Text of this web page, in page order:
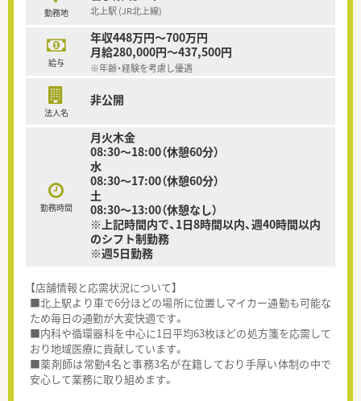
勤務地 北上駅 (JR北上線)
給与
年収448万円～700万円
月給280,000円～437,500円
※年齢・経験を考慮し優遇
法人名
非公開
勤務時間
月火木金
08:30～18:00（休憩60分）
水
08:30～17:00（休憩60分）
土
08:30～13:00（休憩なし）
※上記時間内で、1日8時間以内、週40時間以内
のシフト制勤務
※週5日勤務
【店舗情報と応需状況について】
■北上駅より車で6分ほどの場所に位置しマイカー通勤も可能な
ため毎日の通勤が大変快適です。
■内科や循環器科を中心に1日平均63枚ほどの処方箋を応需して
おり地域医療に貢献しています。
■薬剤師は常勤4名と事務3名が在籍しており手厚い体制の中で
安心して業務に取り組めます。